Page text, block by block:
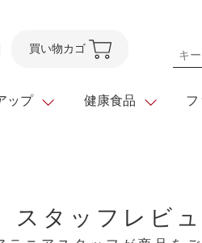
買い物カゴ
クレン
化粧水
ハンドケア
ンス
ップ
アイメ
フェイ
健康食品
シリーズ ダイエ
ズ ベーシ
フ
レンズ
スタッフレビ